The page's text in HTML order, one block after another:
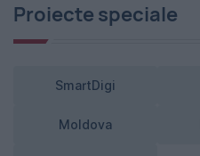
Proiecte speciale
SmartDigi
Moldova